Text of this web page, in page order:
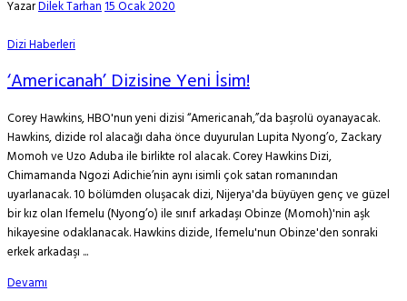
YazarDilek Tarhan15 Ocak 2020
Dizi Haberleri
‘Americanah’ Dizisine Yeni İsim!
Corey Hawkins, HBO'nun yeni dizisi “Americanah,”da başrolü oyanayacak.
Hawkins, dizide rol alacağı daha önce duyurulan Lupita Nyong’o, Zackary
Momoh ve Uzo Aduba ile birlikte rol alacak. Corey Hawkins Dizi,
Chimamanda Ngozi Adichie’nin aynı isimli çok satan romanından
uyarlanacak. 10 bölümden oluşacak dizi, Nijerya'da büyüyen genç ve güzel
bir kız olan Ifemelu (Nyong’o) ile sınıf arkadaşı Obinze (Momoh)'nin aşk
hikayesine odaklanacak. Hawkins dizide, Ifemelu'nun Obinze'den sonraki
erkek arkadaşı ...
Devamı